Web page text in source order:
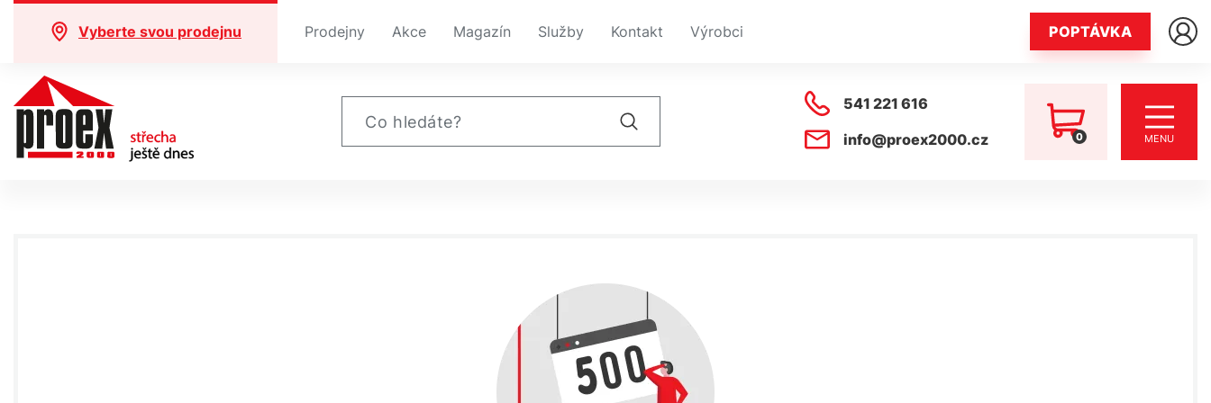
Vyberte svou prodejnu Prodejny Akce Magazín Služby Kontakt Výrobci POPTÁVKA
541 221 616
info@proex2000.cz
0 MENU